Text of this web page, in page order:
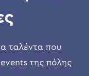
ταλέντα που
της πόλης